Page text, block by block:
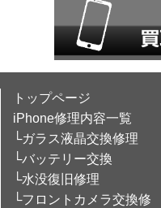
トップページ
iPhone修理内容一覧
└ガラス液晶交換修理
└バッテリー交換
└水没復旧修理
└フロントカメラ交換修